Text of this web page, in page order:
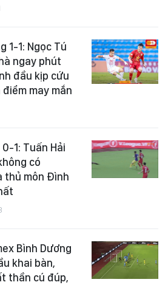
1-1: Ngọc Tú
ngay phút
đầu kịp cứu
may mắn
0-1: Tuấn Hải
có
thủ môn Đình
Bình Dương
khai bàn,
thần cú đúp,